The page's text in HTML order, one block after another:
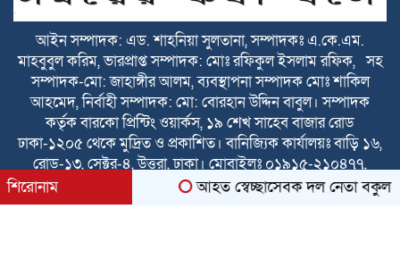
পবিত্র ঈদুল আজহায় পূবাইলবাসীকে আন্তরিক
শুভেচ্ছা জানালেন পূবাইল থানা যুবদলের যুগ্ম
আহ্বায়ক সোহেল খান
ঈদুল আজহা উপলক্ষে দেশবাসীকে শুভেচ্ছা
জানালেন লতা গ্রুপ অব কোম্পানির চেয়ারম্যান
আইউব আলী ফাহিম
আইন সম্পাদক: এড. শাহনিয়া সুলতানা, সম্পাদকঃ এ.কে.এম.
মাহবুবুল করিম, ভারপ্রাপ্ত সম্পাদক: মোঃ রফিকুল ইসলাম রফিক, সহ
সম্পাদক-মো: জাহাঙ্গীর আলম, ব্যবস্থাপনা সম্পাদক মোঃ শাকিল
আহমেদ, নির্বাহী সম্পাদক: মো: বোরহান উদ্দিন বাবুল। সম্পাদক
কর্তৃক বারকো প্রিন্টিং ওয়ার্কস, ১৯ শেখ সাহেব বাজার রোড
ঢাকা-১২০৫ থেকে মুদ্রিত ও প্রকাশিত। বানিজ্যিক কার্যালয়ঃ বাড়ি ১৬,
রোড-১৩, সেক্টর-৪, উত্তরা, ঢাকা। মোবাইলঃ ০১৯১৫-২১০৪৭৭,
০১৬১৫-২১০৪৭৭।
শিরোনাম আহত স্বেচ্ছাসেবক দল নেতা বকুল